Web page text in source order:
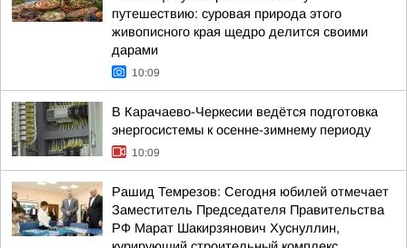
путешествию: суровая природа этого
живописного края щедро делится своими
дарами
10:09
В Карачаево-Черкесии ведётся подготовка
энергосистемы к осенне-зимнему периоду
10:09
Рашид Темрезов: Сегодня юбилей отмечает
Заместитель Председателя Правительства
РФ Марат Шакирзянович Хуснуллин,